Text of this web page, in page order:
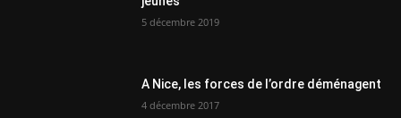
5 décembre 2019
A Nice, les forces de l’ordre déménagent
4 décembre 2017